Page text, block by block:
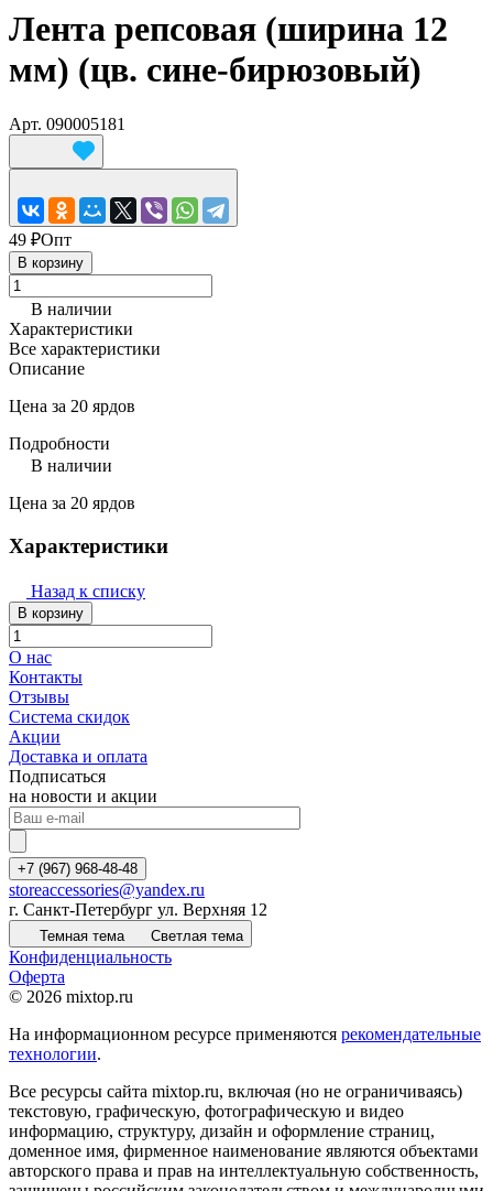
Лента репсовая (ширина 12
мм) (цв. сине-бирюзовый)
Арт. 090005181
49 ₽Опт
В корзину
В наличии
Характеристики
Все характеристики
Описание
Цена за 20 ярдов
Подробности
В наличии
Цена за 20 ярдов
Характеристики
Назад к списку
В корзину
О нас
Контакты
Отзывы
Система скидок
Акции
Доставка и оплата
Подписаться
на новости и акции
+7 (967) 968-48-48
storeaccessories@yandex.ru
г. Санкт-Петербург ул. Верхняя 12
Темная тема Светлая тема
Конфиденциальность
Оферта
© 2026 mixtop.ru
На информационном ресурсе применяются рекомендательные
технологии.
Все ресурсы сайта mixtop.ru, включая (но не ограничиваясь)
текстовую, графическую, фотографическую и видео
информацию, структуру, дизайн и оформление страниц,
доменное имя, фирменное наименование являются объектами
авторского права и прав на интеллектуальную собственность,